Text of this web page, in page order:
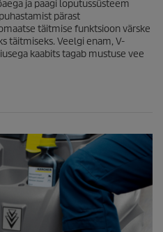
ja paagi loputussüsteem
pärast
täitmise funktsioon värske
täitmiseks. Veelgi enam, V-
kaabits tagab mustuse vee